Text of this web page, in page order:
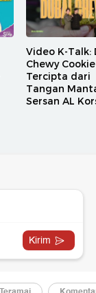
Video K-Talk:
Chewy Cookie
Tercipta dari
Tangan
Sersan AL